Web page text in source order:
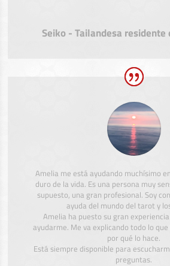
Seiko - Tailandesa residente
Amelia me está ayudando muchísimo
duro de la vida. Es una persona muy
supuesto, una gran profesional. Soy
ayuda del mundo del tarot y
Amelia ha puesto su gran
ayudarme. Me va explicando todo lo
por qué lo hace.
Está siempre disponible para
preguntas.